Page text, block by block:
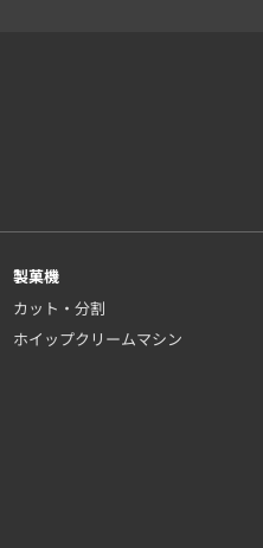
製菓機
カット・分割
ホイップクリームマシン